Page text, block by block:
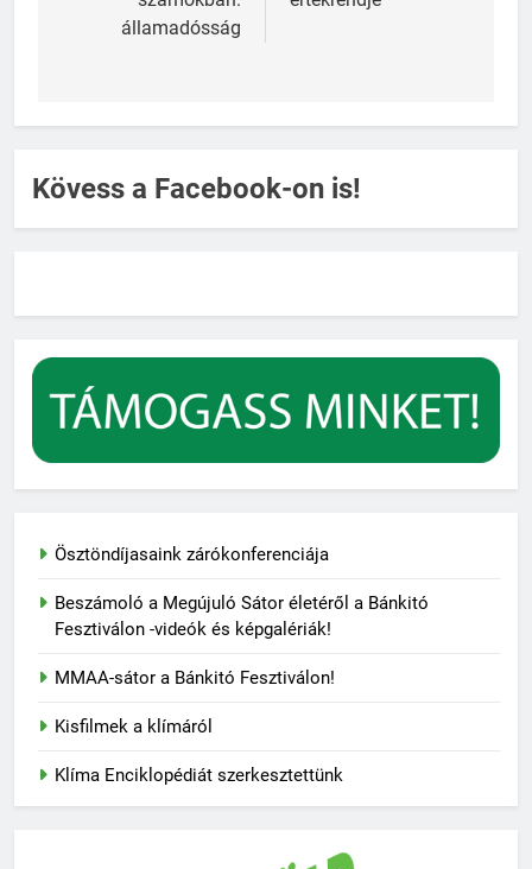
államadósság
Kövess a Facebook-on is!
Ösztöndíjasaink zárókonferenciája
Beszámoló a Megújuló Sátor életéről a Bánkitó
Fesztiválon -videók és képgalériák!
MMAA-sátor a Bánkitó Fesztiválon!
Kisfilmek a klímáról
Klíma Enciklopédiát szerkesztettünk